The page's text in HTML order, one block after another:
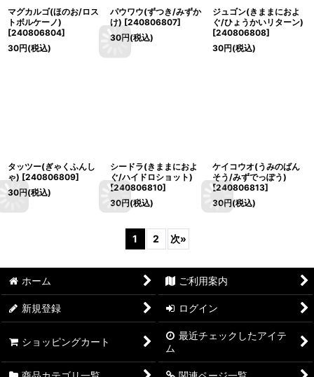
マグカルゴ(ほのお/ロス
トボルケーノ)
[240806804]
30円(税込)
パウワウ(ずつき/みずか
け) [240806807]
30円(税込)
ジュゴン(きままにおよ
ぐ/ひょうかいリターン)
[240806808]
30円(税込)
タッツー(ぎゃくふんし
ゃ) [240806809]
30円(税込)
シードラ(きままにおよ
ぐ/ハイドロショット)
[240806810]
30円(税込)
ケイコウオ(うみのばん
そう/みずでっぽう)
[240806813]
30円(税込)
1 2 次»
ホーム ご利用案内
新規登録 ログイン
ショッピングカート
最近チェックしたアイテ
ム